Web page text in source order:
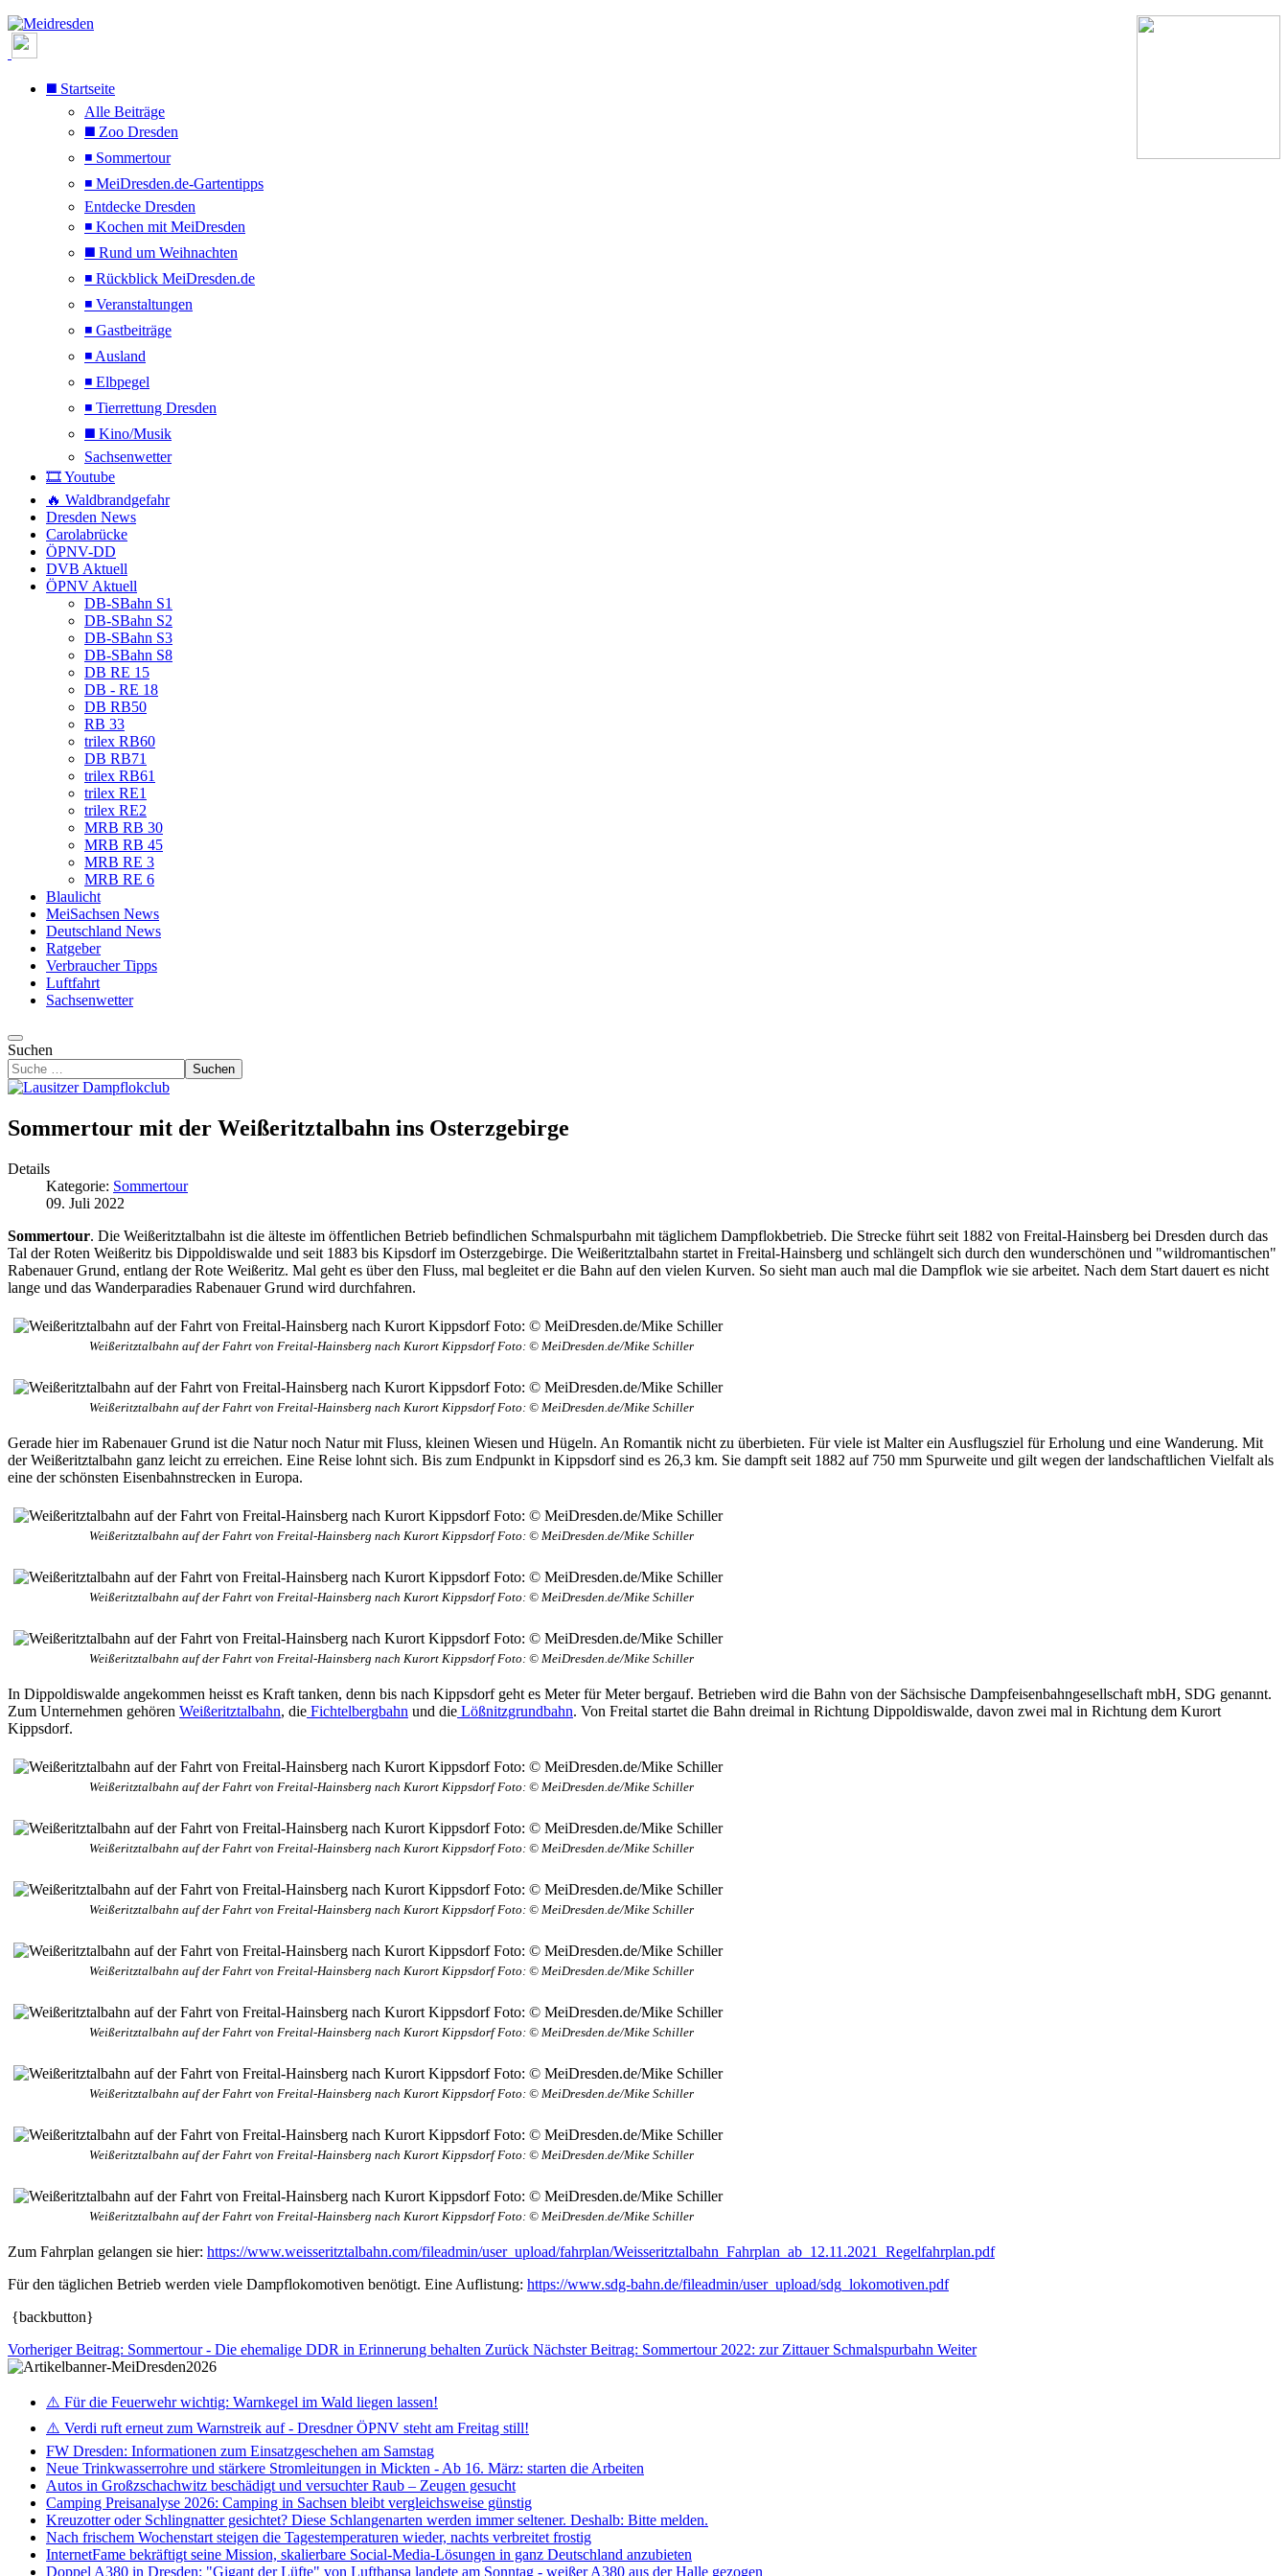
◼️ Startseite
Alle Beiträge
◼️ Zoo Dresden
◾ Sommertour
◾ MeiDresden.de-Gartentipps
Entdecke Dresden
◾ Kochen mit MeiDresden
◼️ Rund um Weihnachten
◾ Rückblick MeiDresden.de
◾ Veranstaltungen
◾ Gastbeiträge
◾ Ausland
◾ Elbpegel
◾ Tierrettung Dresden
◼️ Kino/Musik
Sachsenwetter
🎞️ Youtube
🔥 Waldbrandgefahr
Dresden News
Carolabrücke
ÖPNV-DD
DVB Aktuell
ÖPNV Aktuell
DB-SBahn S1
DB-SBahn S2
DB-SBahn S3
DB-SBahn S8
DB RE 15
DB - RE 18
DB RB50
RB 33
trilex RB60
DB RB71
trilex RB61
trilex RE1
trilex RE2
MRB RB 30
MRB RB 45
MRB RE 3
MRB RE 6
Blaulicht
MeiSachsen News
Deutschland News
Ratgeber
Verbraucher Tipps
Luftfahrt
Sachsenwetter
Suchen
Suchen
Sommertour mit der Weißeritztalbahn ins Osterzgebirge
Details
Kategorie: Sommertour
09. Juli 2022
Sommertour. Die Weißeritztalbahn ist die älteste im öffentlichen Betrieb befindlichen Schmalspurbahn mit täglichem Dampflokbetrieb. Die Strecke führt seit 1882 von Freital-Hainsberg bei Dresden durch das
Tal der Roten Weißeritz bis Dippoldiswalde und seit 1883 bis Kipsdorf im Osterzgebirge. Die Weißeritztalbahn startet in Freital-Hainsberg und schlängelt sich durch den wunderschönen und "wildromantischen"
Rabenauer Grund, entlang der Rote Weißeritz. Mal geht es über den Fluss, mal begleitet er die Bahn auf den vielen Kurven. So sieht man auch mal die Dampflok wie sie arbeitet. Nach dem Start dauert es nicht
lange und das Wanderparadies Rabenauer Grund wird durchfahren.
Weißeritztalbahn auf der Fahrt von Freital-Hainsberg nach Kurort Kippsdorf Foto: © MeiDresden.de/Mike Schiller
Weißeritztalbahn auf der Fahrt von Freital-Hainsberg nach Kurort Kippsdorf Foto: © MeiDresden.de/Mike Schiller
Gerade hier im Rabenauer Grund ist die Natur noch Natur mit Fluss, kleinen Wiesen und Hügeln. An Romantik nicht zu überbieten. Für viele ist Malter ein Ausflugsziel für Erholung und eine Wanderung. Mit
der Weißeritztalbahn ganz leicht zu erreichen. Eine Reise lohnt sich. Bis zum Endpunkt in Kippsdorf sind es 26,3 km. Sie dampft seit 1882 auf 750 mm Spurweite und gilt wegen der landschaftlichen Vielfalt als
eine der schönsten Eisenbahnstrecken in Europa.
Weißeritztalbahn auf der Fahrt von Freital-Hainsberg nach Kurort Kippsdorf Foto: © MeiDresden.de/Mike Schiller
Weißeritztalbahn auf der Fahrt von Freital-Hainsberg nach Kurort Kippsdorf Foto: © MeiDresden.de/Mike Schiller
Weißeritztalbahn auf der Fahrt von Freital-Hainsberg nach Kurort Kippsdorf Foto: © MeiDresden.de/Mike Schiller
In Dippoldiswalde angekommen heisst es Kraft tanken, denn bis nach Kippsdorf geht es Meter für Meter bergauf. Betrieben wird die Bahn von der Sächsische Dampfeisenbahngesellschaft mbH, SDG genannt.
Zum Unternehmen gehören Weißeritztalbahn, die Fichtelbergbahn und die Lößnitzgrundbahn. Von Freital startet die Bahn dreimal in Richtung Dippoldiswalde, davon zwei mal in Richtung dem Kurort
Kippsdorf.
Weißeritztalbahn auf der Fahrt von Freital-Hainsberg nach Kurort Kippsdorf Foto: © MeiDresden.de/Mike Schiller
Weißeritztalbahn auf der Fahrt von Freital-Hainsberg nach Kurort Kippsdorf Foto: © MeiDresden.de/Mike Schiller
Weißeritztalbahn auf der Fahrt von Freital-Hainsberg nach Kurort Kippsdorf Foto: © MeiDresden.de/Mike Schiller
Weißeritztalbahn auf der Fahrt von Freital-Hainsberg nach Kurort Kippsdorf Foto: © MeiDresden.de/Mike Schiller
Weißeritztalbahn auf der Fahrt von Freital-Hainsberg nach Kurort Kippsdorf Foto: © MeiDresden.de/Mike Schiller
Weißeritztalbahn auf der Fahrt von Freital-Hainsberg nach Kurort Kippsdorf Foto: © MeiDresden.de/Mike Schiller
Weißeritztalbahn auf der Fahrt von Freital-Hainsberg nach Kurort Kippsdorf Foto: © MeiDresden.de/Mike Schiller
Weißeritztalbahn auf der Fahrt von Freital-Hainsberg nach Kurort Kippsdorf Foto: © MeiDresden.de/Mike Schiller
Zum Fahrplan gelangen sie hier: https://www.weisseritztalbahn.com/fileadmin/user_upload/fahrplan/Weisseritztalbahn_Fahrplan_ab_12.11.2021_Regelfahrplan.pdf
Für den täglichen Betrieb werden viele Dampflokomotiven benötigt. Eine Auflistung: https://www.sdg-bahn.de/fileadmin/user_upload/sdg_lokomotiven.pdf
{backbutton}
Vorheriger Beitrag: Sommertour - Die ehemalige DDR in Erinnerung behalten Zurück Nächster Beitrag: Sommertour 2022: zur Zittauer Schmalspurbahn Weiter
⚠️ Für die Feuerwehr wichtig: Warnkegel im Wald liegen lassen!
⚠️ Verdi ruft erneut zum Warnstreik auf - Dresdner ÖPNV steht am Freitag still!
FW Dresden: Informationen zum Einsatzgeschehen am Samstag
Neue Trinkwasserrohre und stärkere Stromleitungen in Mickten - Ab 16. März: starten die Arbeiten
Autos in Großzschachwitz beschädigt und versuchter Raub – Zeugen gesucht
Camping Preisanalyse 2026: Camping in Sachsen bleibt vergleichsweise günstig
Kreuzotter oder Schlingnatter gesichtet? Diese Schlangenarten werden immer seltener. Deshalb: Bitte melden.
Nach frischem Wochenstart steigen die Tagestemperaturen wieder, nachts verbreitet frostig
InternetFame bekräftigt seine Mission, skalierbare Social-Media-Lösungen in ganz Deutschland anzubieten
Doppel A380 in Dresden: "Gigant der Lüfte" von Lufthansa landete am Sonntag - weißer A380 aus der Halle gezogen